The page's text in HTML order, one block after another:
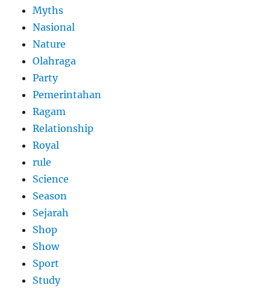
Myths
Nasional
Nature
Olahraga
Party
Pemerintahan
Ragam
Relationship
Royal
rule
Science
Season
Sejarah
Shop
Show
Sport
Study